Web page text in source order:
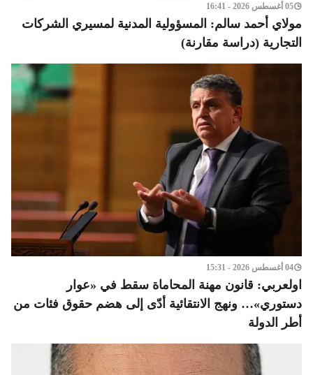
05 أغسطس 2026 - 16:41
مولاي أحمد سالم: المسؤولية المدنية لمسيري الشركات
التجارية (دراسة مقارنة)
04 أغسطس 2026 - 15:31
اولعربي: قانون مهنة المحاماة سقط في «عوار
دستوري»… ونهج الانتقائية أدّى إلى هضم حقوق فئات من
أطر الدولة